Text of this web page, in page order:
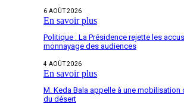
6 AOÛT 2026
En savoir plus
Politique : La Présidence rejette les
monnayage des audiences
4 AOÛT 2026
En savoir plus
M. Keda Bala appelle à une mobilisation
du désert